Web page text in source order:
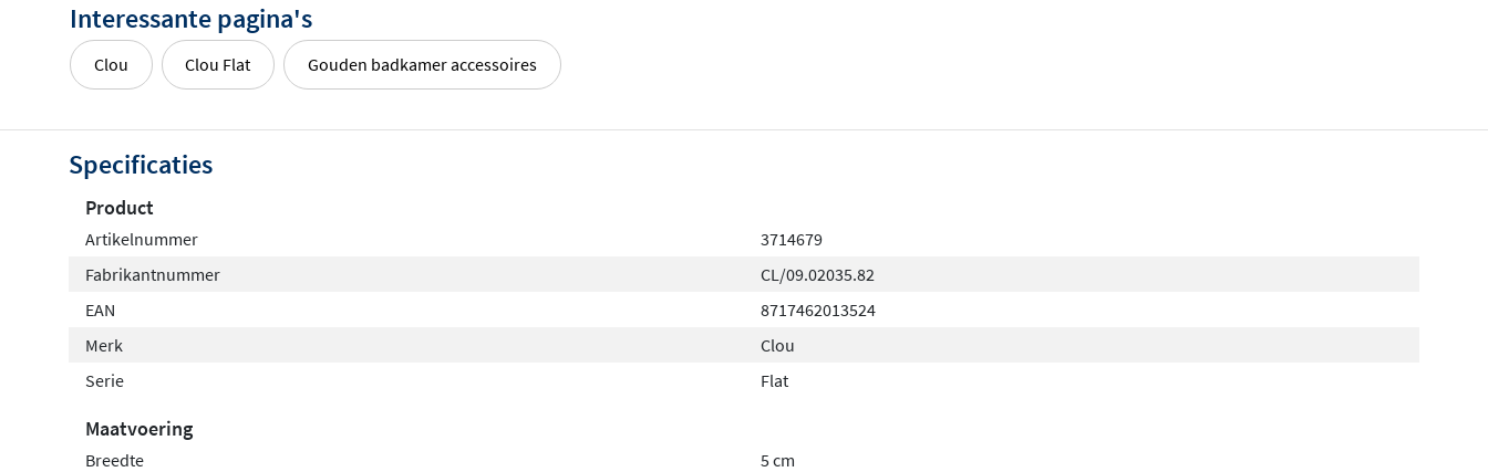
Chroom – tijdloos glanzend voor een klassieke look
Geborsteld RVS – subtiel mat en luxueus
Mat wit – fris en eigentijds
Geborsteld goud PVD – warm en elegant
Geborsteld gunmetal PVD – industrieel en robuust
toiletruimte een strak en stijlvol accent!
Interessante pagina's
Clou Clou Flat Gouden badkamer accessoires
Specificaties
Product
Artikelnummer
3714679
Fabrikantnummer
CL/09.02035.82
EAN
8717462013524
Merk
Clou
Serie
Flat
Maatvoering
Breedte
5 cm